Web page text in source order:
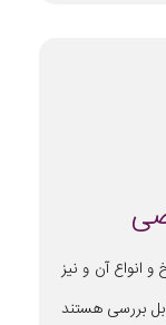
انواع آن و نیز
بررسی هستند